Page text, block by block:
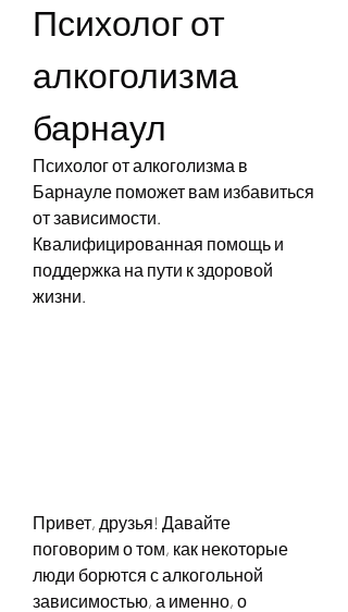
Психолог от
алкоголизма
барнаул
Психолог от алкоголизма в
Барнауле поможет вам избавиться
от зависимости.
Квалифицированная помощь и
поддержка на пути к здоровой
жизни.
Привет, друзья! Давайте
поговорим о том, как некоторые
люди борются с алкогольной
зависимостью, а именно, о